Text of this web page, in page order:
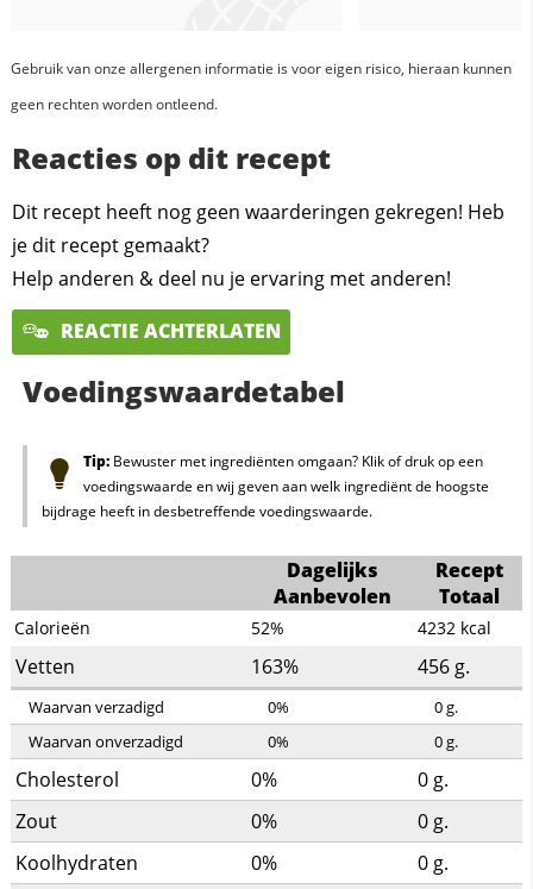
Gebruik van onze allergenen informatie is voor eigen risico, hieraan kunnen
geen rechten worden ontleend.
Reacties op dit recept
Dit recept heeft nog geen waarderingen gekregen! Heb
je dit recept gemaakt?
Help anderen & deel nu je ervaring met anderen!
REACTIE ACHTERLATEN
Voedingswaardetabel
Tip:Bewuster met ingrediënten omgaan? Klik of druk op een
voedingswaarde en wij geven aan welk ingrediënt de hoogste
bijdrage heeft in desbetreffende voedingswaarde.
Dagelijks
Aanbevolen
Recept
Totaal
Calorieën 52% 4232 kcal
Vetten 163% 456 g.
Waarvan verzadigd 0% 0g.
Waarvan onverzadigd
0% 0g.
Cholesterol 0% 0 g.
Zout
0% 0 g.
Koolhydraten
0% 0 g.